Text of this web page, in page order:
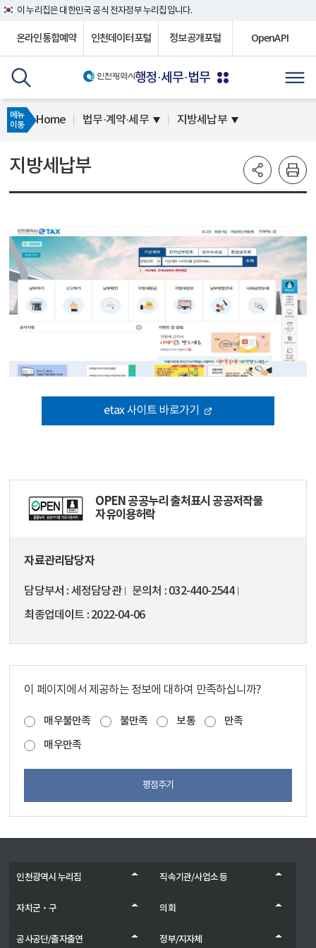
이 누리집은 대한민국 공식 전자정부 누리집입니다.
온라인통합예약 인천데이터포털 정보공개포털 OpenAPI
행정·세무·법무
메뉴
이동
Home 법무·계약·세무 지방세납부
지방세납부
etax 사이트 바로가기
OPEN 공공누리 출처표시 공공저작물
자유이용허락
자료관리담당자
담당부서 세정담당관 문의처
032-440-2544
최종업데이트
2022-04-06
이 페이지에서 제공하는 정보에 대하여 만족하십니까?
매우불만족 불만족 보통
만족
매우만족
평점주기
인천광역시 누리집 직속기관/사업소 등
자치군‧구 의회
공사공단/출자출연 정부/지자체